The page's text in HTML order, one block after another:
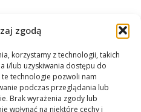
zgodą
korzystamy z technologii, takich
i/lub uzyskiwania dostępu do
technologie pozwoli nam
podczas przeglądania lub
Brak wyrażenia zgody lub
wpłynąć na niektóre cechy i